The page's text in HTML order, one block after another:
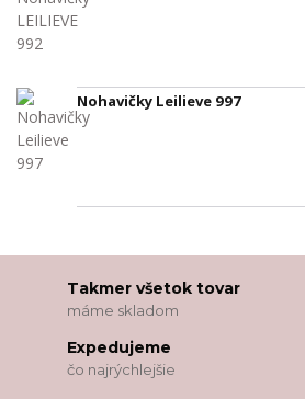
Nohavičky Leilieve 997
Takmer všetok tovar
máme skladom
Expedujeme
čo najrýchlejšie